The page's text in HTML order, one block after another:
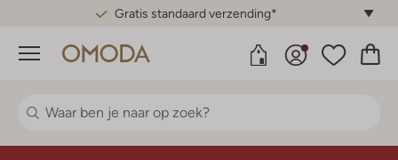
Gratis standaard verzending*
Menu